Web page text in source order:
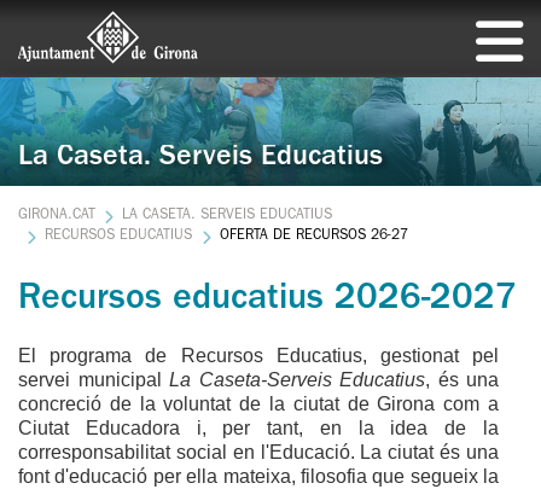
La Caseta. Serveis Educatius
GIRONA.CAT
LA CASETA. SERVEIS EDUCATIUS
RECURSOS EDUCATIUS
OFERTA DE RECURSOS 26-27
Recursos educatius 2026-2027
El programa de Recursos Educatius, gestionat pel
servei municipal La Caseta-Serveis Educatius, és una
concreció de la voluntat de la ciutat de Girona com a
Ciutat Educadora i, per tant, en la idea de la
corresponsabilitat social en l'Educació. La ciutat és una
font d'educació per ella mateixa, filosofia que segueix la